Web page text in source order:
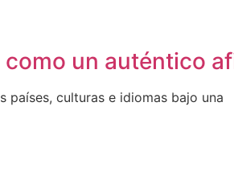
un auténtico
culturas e idiomas bajo una